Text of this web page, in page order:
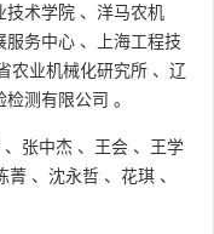
技术学院 、 洋马农机
服务中心 、
上海工程技
农业机械化研究所 、 辽
检测有限公司 。
、 张中杰 、 王会 、 王学
菁 、 沈永哲 、 花琪 、